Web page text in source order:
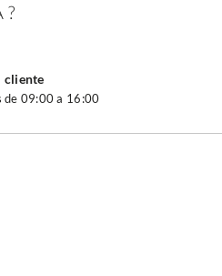
cliente
de 09:00 a 16:00